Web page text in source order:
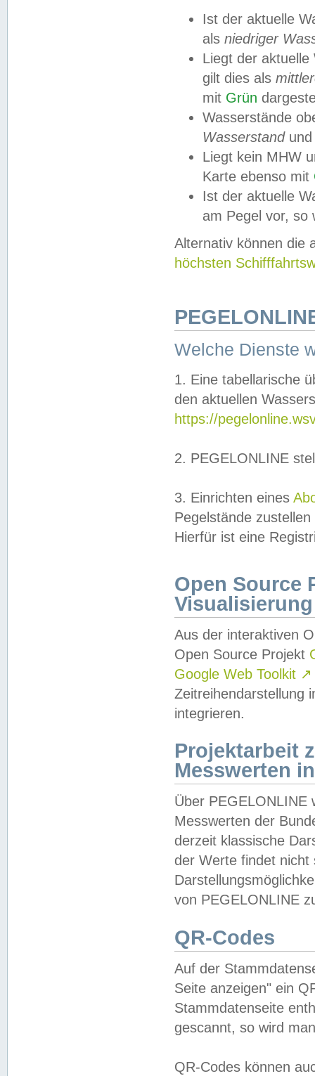
Ist der aktuelle
als niedriger
Liegt der
gilt dies als
mit Grün
Wasserstände
Wasserstandund
Liegt kein MHW
Karte ebenso mit
Ist der aktuelle
am Pegel vor,
Alternativ können die
höchsten
Welche Dienste
1. Eine tabellarische
den aktuellen
https://
2. PEGELONLINE
3. Einrichten eines
Pegelstände
Hierfür ist eine
Open Source
Visualisierung
Aus der interaktiven
Open Source Projekt
Google Web Toolkit ↗
Zeitreihendarstellung
integrieren.
Projektarbeit
Messwerten
Über PEGELONLINE
Messwerten der
derzeit klassische
der Werte findet
von PEGELONLINE
QR-Codes
Auf der
Seite anzeigen" ein
Stammdatenseite
gescannt, so wird
QR-Codes können